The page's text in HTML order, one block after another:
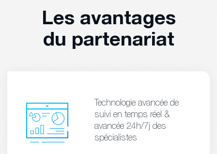
Les avantages
du partenariat
Technologie avancée de
suivi en temps réel &
avancée 24h/7j des
spécialistes